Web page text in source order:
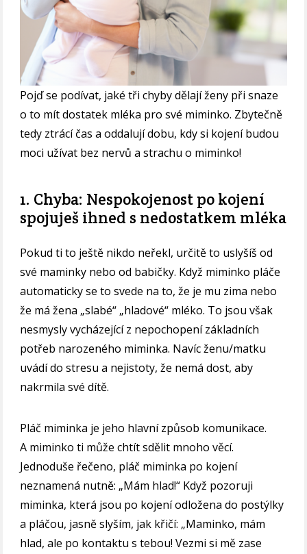
Pojď se podívat, jaké tři chyby dělají ženy při snaze
o to mít dostatek mléka pro své miminko. Zbytečně
tedy ztrácí čas a oddalují dobu, kdy si kojení budou
moci užívat bez nervů a strachu o miminko!
1. Chyba: Nespokojenost po kojení
spojuješ ihned s nedostatkem mléka
Pokud ti to ještě nikdo neřekl, určitě to uslyšíš od
své maminky nebo od babičky. Když miminko pláče
automaticky se to svede na to, že je mu zima nebo
že má žena „slabé“ „hladové“ mléko. To jsou však
nesmysly vycházející z nepochopení základních
potřeb narozeného miminka. Navíc ženu/matku
uvádí do stresu a nejistoty, že nemá dost, aby
nakrmila své dítě.
Pláč miminka je jeho hlavní způsob komunikace.
A miminko ti může chtít sdělit mnoho věcí.
Jednoduše řečeno, pláč miminka po kojení
neznamená nutně: „Mám hlad!“ Když pozoruji
miminka, která jsou po kojení odložena do postýlky
a pláčou, jasně slyším, jak křičí: „Maminko, mám
hlad, ale po kontaktu s tebou! Vezmi si mě zase